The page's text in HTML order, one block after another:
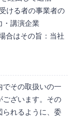
ける者の事業者の
・講演企業
合はその旨：当社
でその取扱いの一
ございます。その
られるように、委